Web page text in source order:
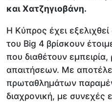
και Χατζηγιοβάνη.
Η Κύπρος έχει
του Big 4 βρίσκουν
που διαθέτουν
απαιτήσεων. Με
πρωταθλημάτων
διαχρονική, με συνεχές